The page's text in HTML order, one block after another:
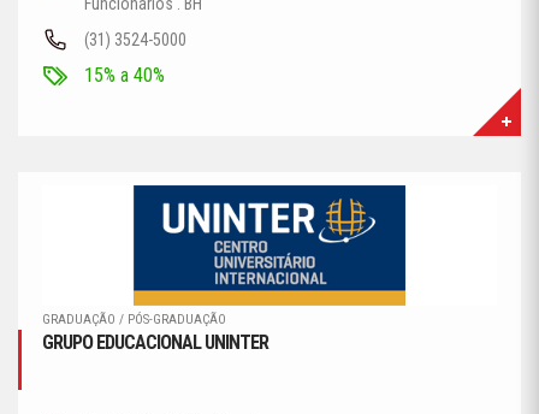
(31) 3524-5000
15% a 40%
GRADUAÇÃO / PÓS-GRADUAÇÃO
GRUPO EDUCACIONAL UNINTER